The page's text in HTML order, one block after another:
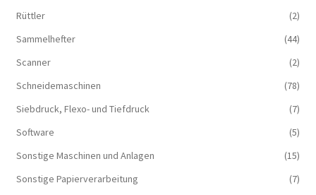
Rüttler
(2)
Sammelhefter
(44)
Scanner
(2)
Schneidemaschinen
(78)
Siebdruck, Flexo- und Tiefdruck
(7)
Software
(5)
Sonstige Maschinen und Anlagen
(15)
Sonstige Papierverarbeitung
(7)